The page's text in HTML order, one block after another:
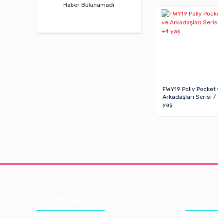
Haber Bulunamadı
FWY19 Polly Pocket
Arkadaşları Serisi /
yaş